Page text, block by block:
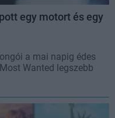
egy motort és egy
a mai napig édes
Wanted legszebb